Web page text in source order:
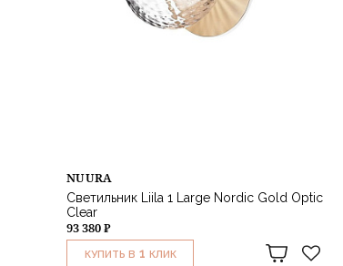
NUURA
Светильник Liila 1 Large Nordic Gold Optic
Clear
93 380 ₽
КУПИТЬ В 1 КЛИК